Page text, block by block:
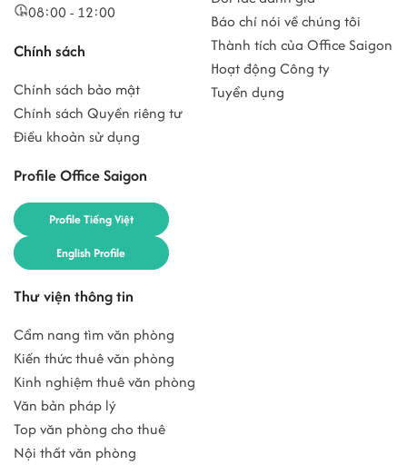
08:00 - 12:00
Chính sách
Chính sách bảo mật
Chính sách Quyền riêng tư
Điều khoản sử dụng
Profile Office Saigon
Profile Tiếng Việt
English Profile
Báo chí nói về chúng tôi
Thành tích của Office Saigon
Hoạt động Công ty
Tuyển dụng
Thư viện thông tin
Cẩm nang tìm văn phòng
Kiến thức thuê văn phòng
Kinh nghiệm thuê văn phòng
Văn bản pháp lý
Top văn phòng cho thuê
Nội thất văn phòng